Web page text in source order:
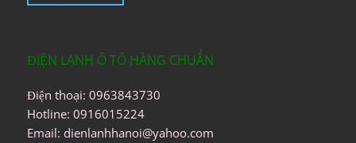
ĐIỆN LẠNH Ô TÔ HÀNG CHUẨN
Điện thoại: 0963843730
Hotline: 0916015224
Email: dienlanhhanoi@yahoo.com